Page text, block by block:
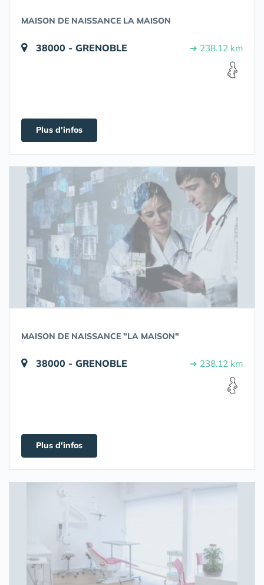
MAISON DE NAISSANCE LA MAISON
38000 - GRENOBLE ➔ 238.12 km
Plus d'infos
MAISON DE NAISSANCE "LA MAISON"
38000 - GRENOBLE ➔ 238.12 km
Plus d'infos